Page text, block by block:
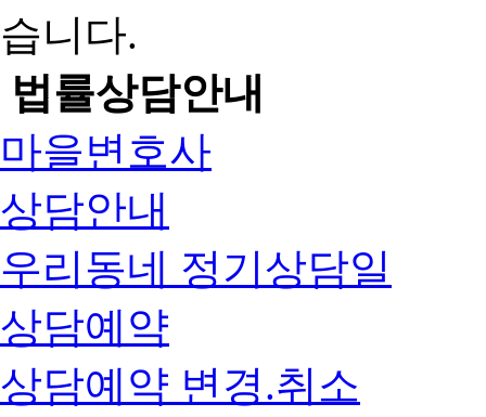
습니다.
법률상담안내
마을변호사
상담안내
우리동네 정기상담일
상담예약
상담예약 변경.취소